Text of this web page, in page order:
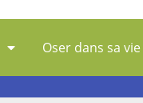
Oser dans sa vie